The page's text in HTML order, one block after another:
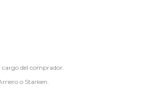
del comprador.
o Starken.